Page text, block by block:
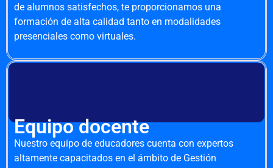
de alumnos satisfechos, te proporcionamos una
formación de alta calidad tanto en modalidades
presenciales como virtuales.
Equipo docente
Nuestro equipo de educadores cuenta con expertos
altamente capacitados en el ámbito de Gestión